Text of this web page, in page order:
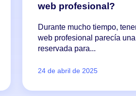
web profesional?
Durante mucho tiempo,
web profesional parecía
reservada para...
24 de abril de 2025